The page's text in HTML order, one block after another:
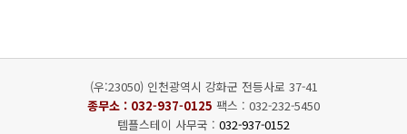
(우:23050) 인천광역시 강화군 전등사로 37-41
종무소 : 032-937-0125 팩스 : 032-232-5450
템플스테이 사무국 : 032-937-0152